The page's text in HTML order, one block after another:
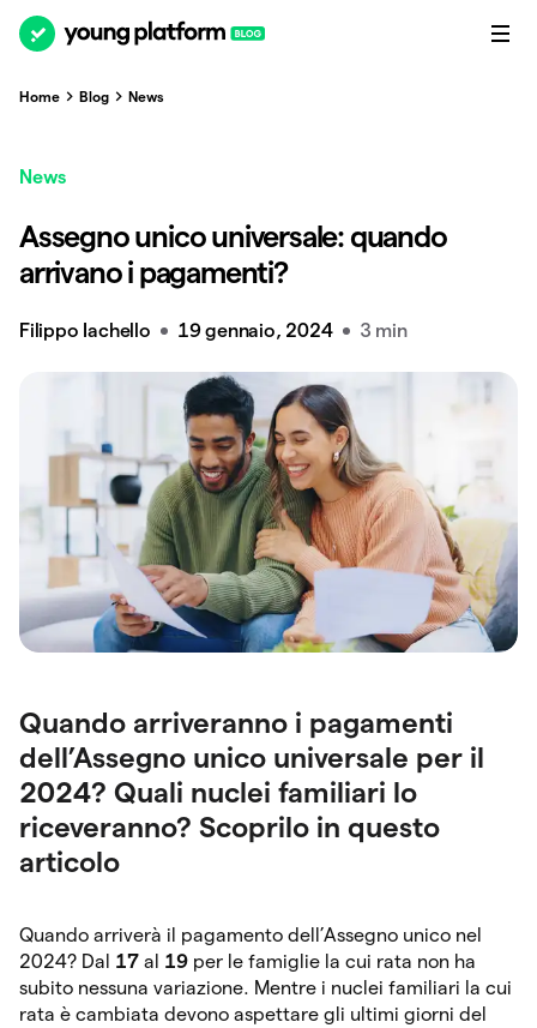
Home Blog News
News
Assegno unico universale: quando
arrivano i pagamenti?
Filippo Iachello 19 gennaio, 2024 3 min
Quando arriveranno i pagamenti
dell’Assegno unico universale per il
2024? Quali nuclei familiari lo
riceveranno? Scoprilo in questo
articolo
Quando arriverà il pagamento dell’Assegno unico nel
2024? Dal 17 al 19 per le famiglie la cui rata non ha
subito nessuna variazione. Mentre i nuclei familiari la cui
rata è cambiata devono aspettare gli ultimi giorni del